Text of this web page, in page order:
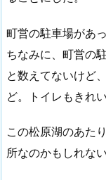
町営の駐車場があ
ちなみに、町営の
と数えてないけど
ど。トイレもきれ
この松原湖のあた
所なのかもしれない